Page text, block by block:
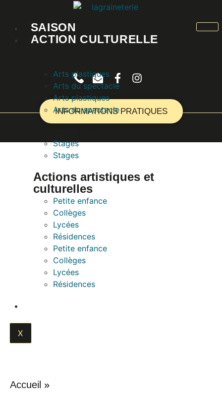
SAISON
ACTION CULTURELLE
Arts plastiques
Arts du spectacle
Arts plastiques
Arts du spectacle
Stages
Stages
Actions artistiques et
culturelles
Petite enfance
Collèges
Lycées
Résidences
Petite enfance
Collèges
Lycées
Résidences
X
INFORMATIONS PRATIQUES
Accueil »